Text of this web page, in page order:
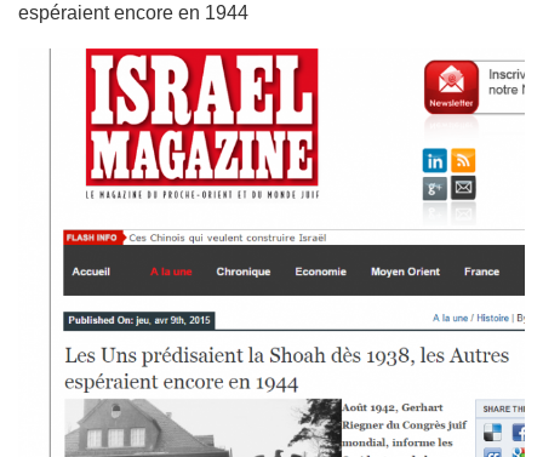
espéraient encore en 1944